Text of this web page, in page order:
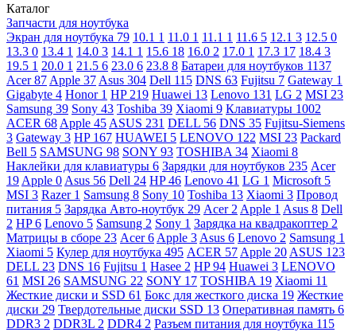
Каталог
Запчасти для ноутбука
Экран для ноутбука 79 10.1 1 11.0 1 11.1 1 11.6 5 12.1 3 12.5 0
13.3 0 13.4 1 14.0 3 14.1 1 15.6 18 16.0 2 17.0 1 17.3 17 18.4 3
19.5 1 20.0 1 21.5 6 23.0 6 23.8 8 Батареи для ноутбуков 1137
Acer87 Apple 37 Asus 304 Dell 115 DNS 63 Fujitsu 7 Gateway 1
Gigabyte 4 Honor 1 HP 219 Huawei 13 Lenovo 131 LG 2 MSI 23
Samsung 39 Sony 43 Toshiba 39 Xiaomi 9 Клавиатуры 1002
ACER 68 Apple 45 ASUS 231 DELL 56 DNS 35 Fujitsu-Siemens
3 Gateway 3 HP 167 HUAWEI 5 LENOVO 122 MSI 23 Packard
Bell 5 SAMSUNG 98 SONY 93 TOSHIBA 34 Xiaomi 8
Наклейки для клавиатуры 6 Зарядки для ноутбуков 235 Acer
19 Apple 0 Asus 56 Dell 24 HP46 Lenovo 41 LG 1 Microsoft 5
MSI 3 Razer 1 Samsung 8 Sony 10 Toshiba 13 Xiaomi 3 Провод
питания 5 Зарядка Авто-ноутбук 29 Acer 2 Apple 1 Asus 8 Dell
2 HP6 Lenovo 5 Samsung 2 Sony 1 Зарядка на квадракоптер 2
Матрицы в сборе 23 Acer6 Apple 3 Asus 6 Lenovo 2 Samsung 1
Xiaomi 5 Кулер для ноутбука 495 ACER 57 Apple 20 ASUS 123
DELL 23 DNS 16 Fujitsu 1 Hasee 2 HP94 Huawei 3 LENOVO
61 MSI 26 SAMSUNG 22 SONY 17 TOSHIBA 19 Xiaomi 11
Жесткие диски и SSD 61 Бокс для жесткого диска 19 Жесткие
диски 29 Твердотельные диски SSD 13 Оперативная память 6
DDR3 2 DDR3L 2 DDR4 2 Разъем питания для ноутбука 115